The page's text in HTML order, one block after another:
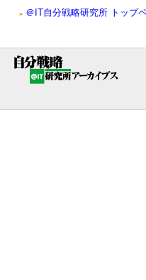
»＠IT自分戦略研究所 トップ